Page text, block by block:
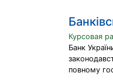
Курсовая
Банк
повному